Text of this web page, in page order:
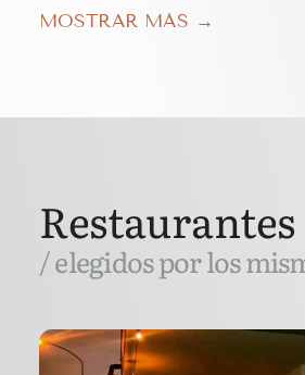
MOSTRAR MÁS →
Restaurantes
/ elegidos por los